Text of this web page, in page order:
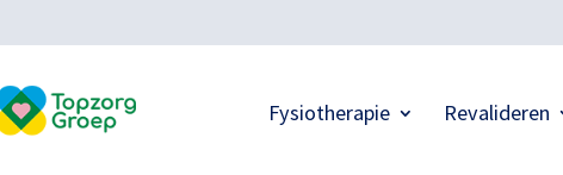
Fysiotherapie Revalideren